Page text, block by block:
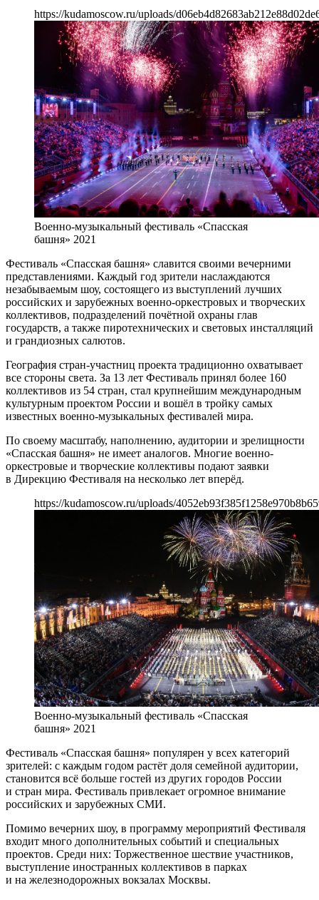
https://kudamoscow.ru/uploads/
Военно-музыкальный фестиваль «Спасская
башня» 2021
Фестиваль «Спасская башня» славится своими вечерними
представлениями. Каждый год зрители наслаждаются
незабываемым шоу, состоящего из выступлений лучших
российских и зарубежных военно-оркестровых и творческих
коллективов, подразделений почётной охраны глав
государств, а также пиротехнических и световых инсталляций
и грандиозных салютов.
География стран-участниц проекта традиционно охватывает
все стороны света. За 13 лет Фестиваль принял более 160
коллективов из 54 стран, стал крупнейшим международным
культурным проектом России и вошёл в тройку самых
известных военно-музыкальных фестивалей мира.
По своему масштабу, наполнению, аудитории и зрелищности
«Спасская башня» не имеет аналогов. Многие военно-
оркестровые и творческие коллективы подают заявки
в Дирекцию Фестиваля на несколько лет вперёд.
https://kudamoscow.ru/uploads/
Военно-музыкальный фестиваль «Спасская
башня» 2021
Фестиваль «Спасская башня» популярен у всех категорий
зрителей: с каждым годом растёт доля семейной аудитории,
становится всё больше гостей из других городов России
и стран мира. Фестиваль привлекает огромное внимание
российских и зарубежных СМИ.
Помимо вечерних шоу, в программу мероприятий Фестиваля
входит много дополнительных событий и специальных
проектов. Среди них: Торжественное шествие участников,
выступление иностранных коллективов в парках
и на железнодорожных вокзалах Москвы.